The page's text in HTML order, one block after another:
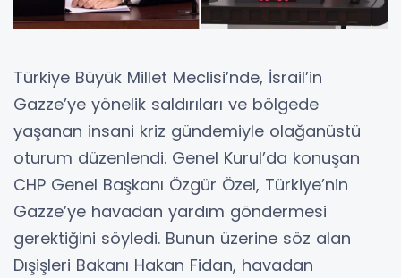
Türkiye Büyük Millet Meclisi’nde, İsrail’in
Gazze’ye yönelik saldırıları ve bölgede
yaşanan insani kriz gündemiyle olağanüstü
oturum düzenlendi. Genel Kurul’da konuşan
CHP Genel Başkanı Özgür Özel, Türkiye’nin
Gazze’ye havadan yardım göndermesi
gerektiğini söyledi. Bunun üzerine söz alan
Dışişleri Bakanı Hakan Fidan, havadan